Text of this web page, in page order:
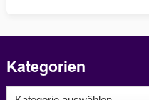
Kategorien
Kategorien